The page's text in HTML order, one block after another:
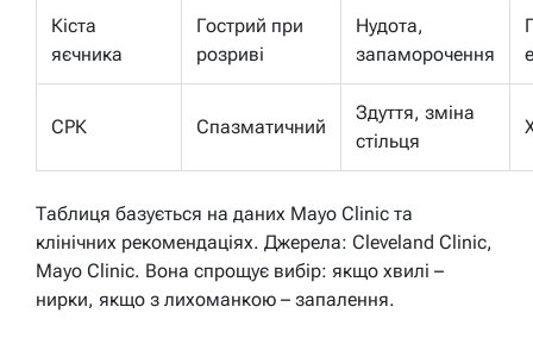
Кіста
яєчника
Гострий при
розриві
Нудота,
запаморочення
СРК Спазматичний
Здуття, зміна
стільця
Таблиця базується на даних Mayo Clinic та
клінічних рекомендаціях. Джерела: Cleveland Clinic,
Mayo Clinic. Вона спрощує вибір: якщо хвилі –
нирки, якщо з лихоманкою – запалення.